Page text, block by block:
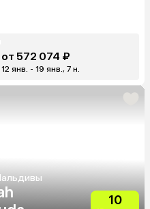
от 572 074 ₽
12 янв. - 19 янв., 7 н.
10